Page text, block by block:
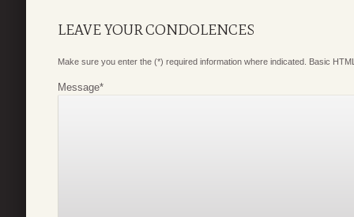
LEAVE YOUR CONDOLENCES
Make sure you enter the (*) required information where indicated. Basic
Message*